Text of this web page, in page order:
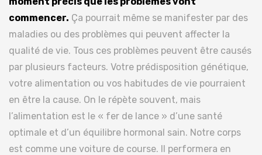
commencer. Ça pourrait même se manifester par des
maladies ou des problèmes qui peuvent affecter la
qualité de vie. Tous ces problèmes peuvent être causés
par plusieurs facteurs. Votre prédisposition génétique,
votre alimentation ou vos habitudes de vie pourraient
en être la cause. On le répète souvent, mais
l’alimentation est le « fer de lance » d’une santé
optimale et d’un équilibre hormonal sain. Notre corps
est comme une voiture de course. Il performera en